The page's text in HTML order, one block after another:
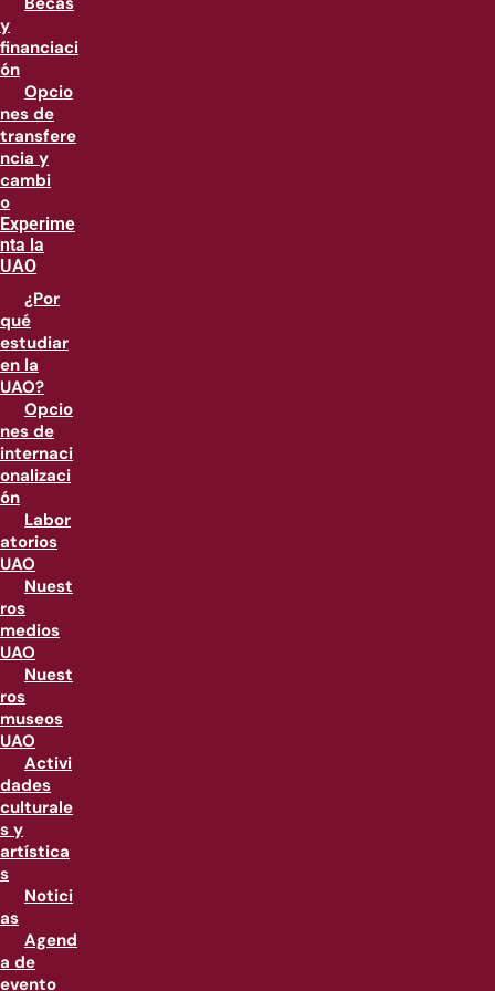
y
financiaci
ón
Opcio
nes de
transfere
ncia y
cambi
o
Experime
nta la
UAO
¿Por
qué
estudiar
en la
UAO?
Opcio
nes de
internaci
onalizaci
ón
Labor
atorios
UAO
Nuest
ros
medios
UAO
Nuest
ros
museos
UAO
Activi
dades
culturale
s y
artística
s
Notici
as
Agend
a de
evento